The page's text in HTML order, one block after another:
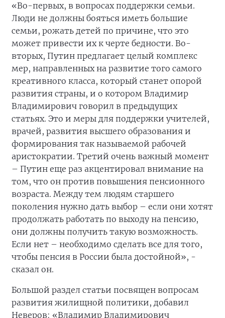
«Во-первых, в вопросах поддержки семьи.
Люди не должны бояться иметь большие
семьи, рожать детей по причине, что это
может привести их к черте бедности. Во-
вторых, Путин предлагает целый комплекс
мер, направленных на развитие того самого
креативного класса, который станет опорой
развития страны, и о котором Владимир
Владимирович говорил в предыдущих
статьях. Это и меры для поддержки учителей,
врачей, развития высшего образования и
формирования так называемой рабочей
аристократии. Третий очень важный момент
– Путин еще раз акцентировал внимание на
том, что он против повышения пенсионного
возраста. Между тем людям старшего
поколения нужно дать выбор – если они хотят
продолжать работать по выходу на пенсию,
они должны получить такую возможность.
Если нет – необходимо сделать все для того,
чтобы пенсия в России была достойной», -
сказал он.
Большой раздел статьи посвящен вопросам
развития жилищной политики, добавил
Неверов: «Владимир Владимирович